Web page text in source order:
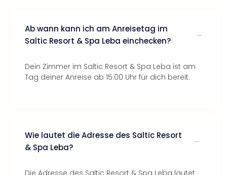
Ab wann kann ich am Anreisetag im
Saltic Resort & Spa Leba einchecken?
Dein Zimmer im Saltic Resort & Spa Leba ist am
Tag deiner Anreise ab 15:00 Uhr für dich bereit.
Wie lautet die Adresse des Saltic Resort
& Spa Leba?
Die Adresse des Saltic Resort & Spa Leba lautet: